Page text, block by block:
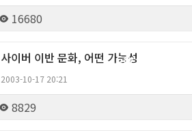
16680
Gay right, Theory
사이버 이반 문화, 어떤 가능성
2003-10-17 20:21
8829